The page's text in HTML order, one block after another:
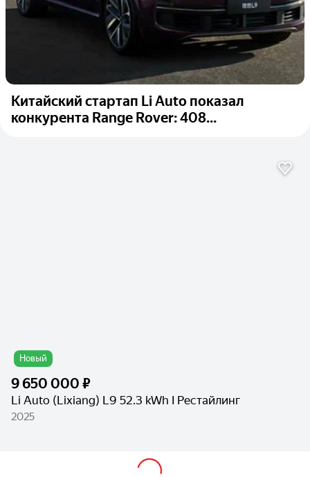
Китайский стартап Li Auto показал
конкурента Range Rover: 408...
Новый
9 650 000 ₽
Li Auto (Lixiang) L9 52.3 kWh I Рестайлинг
2025